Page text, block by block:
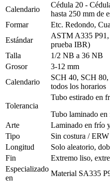
Calendario
Cédula 20 -
hasta 250 mm de
Formar
Etc. Redondo,
Estándar
ASTM A335
prueba IBR)
Talla
1/2 NB a 36 NB
Grosor
3-12 mm
Calendario
SCH 40, SCH
todos los horarios
Tolerancia
Tubo estirado en
Tubo laminado
Arte
Laminado en frío
Tipo
Sin costura /
Longitud
Solo aleatorio,
Fin
Extremo liso,
Especializado
en
Material SA335